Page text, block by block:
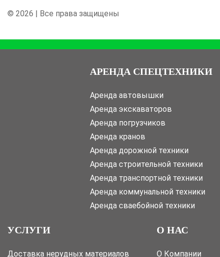
© 2026 | Все права защищены
АРЕНДА СПЕЦТЕХНИКИ
Аренда автовышки
Аренда экскаваторов
Аренда погрузчиков
Аренда кранов
Аренда дорожной техники
Аренда строительной техники
Аренда транспортной техники
Аренда коммунальной техники
Аренда сваебойной техники
УСЛУГИ
Доставка нерудных материалов
О НАС
О Компании